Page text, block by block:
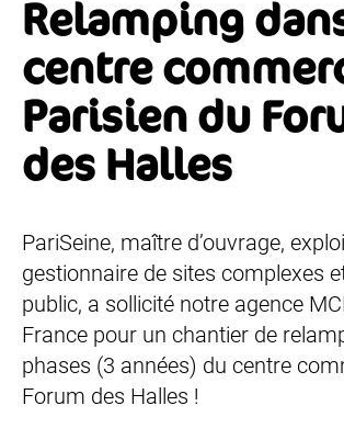
Relamping
centre
Parisien du
des Halles
PariSeine, maître d’ouvrage,
gestionnaire de sites complexes
public, a sollicité notre agence
France pour un chantier de
phases (3 années) du centre
Forum des Halles !